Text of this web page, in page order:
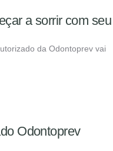
a sorrir com seu
da Odontoprev vai
Odontoprev